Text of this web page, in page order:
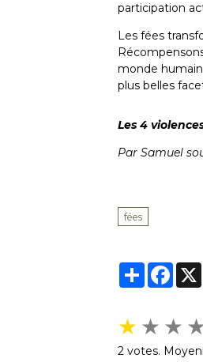
participation
Les fées
monde
plus belles
Les 4
Par Samuel
fées
Partager
★ ★ ★
2 votes.